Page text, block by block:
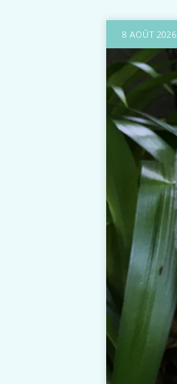
8 AOÛT 2026